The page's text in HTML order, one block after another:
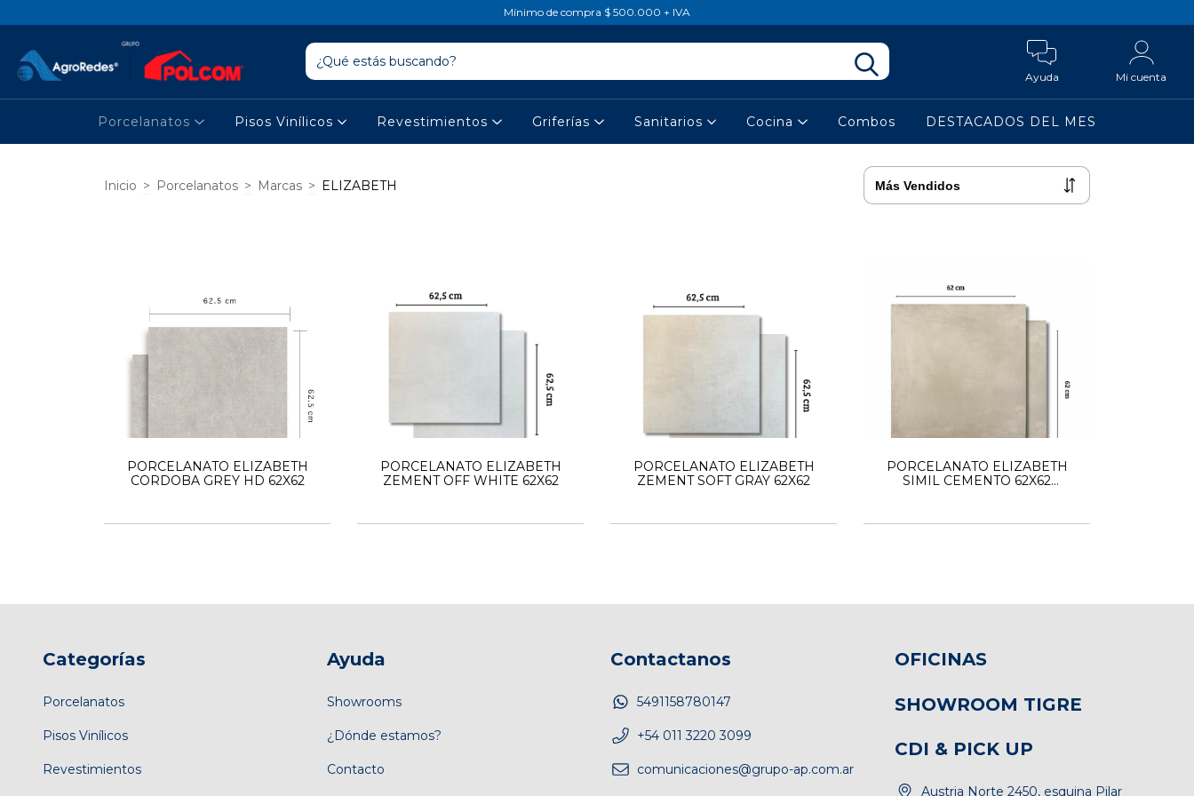
Mínimo de compra $ 500.000 + IVA
Ayuda Mi cuenta
Porcelanatos Pisos Vinílicos Revestimientos Griferías Sanitarios Cocina Combos DESTACADOS DEL MES
Inicio > Porcelanatos > Marcas > ELIZABETH
PORCELANATO ELIZABETH
CORDOBA GREY HD 62X62
PORCELANATO ELIZABETH
ZEMENT OFF WHITE 62X62
PORCELANATO ELIZABETH
ZEMENT SOFT GRAY 62X62
PORCELANATO ELIZABETH
SIMIL CEMENTO 62X62
Categorías
Porcelanatos
Pisos Vinílicos
Revestimientos
Ayuda
Showrooms
¿Dónde estamos?
Contacto
Contactanos
5491158780147
+54 011 3220 3099
comunicaciones@grupo-ap.com.ar
OFICINAS
SHOWROOM TIGRE
CDI & PICK UP
Austria Norte 2450, esquina Pilar